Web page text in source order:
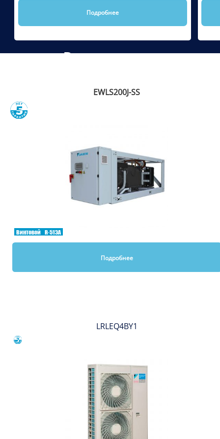
Подробнее
Рекомендуем
EWLS200J-SS
Винтовой R-513A
Подробнее
LRLEQ4BY1